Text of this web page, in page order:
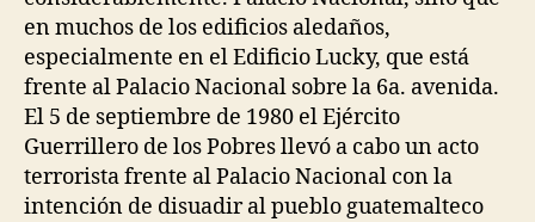
en muchos de los edificios aledaños,
especialmente en el Edificio Lucky, que está
frente al Palacio Nacional sobre la 6a. avenida.
El 5 de septiembre de 1980 el Ejército
Guerrillero de los Pobres llevó a cabo un acto
terrorista frente al Palacio Nacional con la
intención de disuadir al pueblo guatemalteco